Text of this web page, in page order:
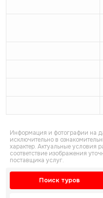
Информация и фотографии на
исключительно в
характер. Актуальные условия
соответствие изображения
поставщика услуг.
Поиск туров